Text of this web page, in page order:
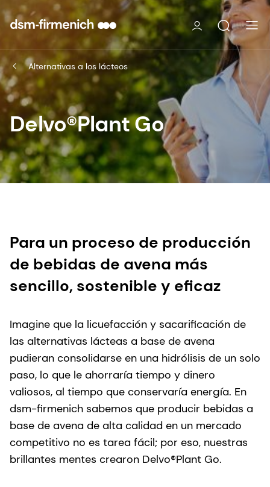
Alternativas a los lácteos
Delvo®Plant Go
Para un proceso de producción
de bebidas de avena más
sencillo, sostenible y eficaz
Imagine que la licuefacción y sacarificación de
las alternativas lácteas a base de avena
pudieran consolidarse en una hidrólisis de un solo
paso, lo que le ahorraría tiempo y dinero
valiosos, al tiempo que conservaría energía. En
dsm-firmenich sabemos que producir bebidas a
base de avena de alta calidad en un mercado
competitivo no es tarea fácil; por eso, nuestras
brillantes mentes crearon Delvo®Plant Go.